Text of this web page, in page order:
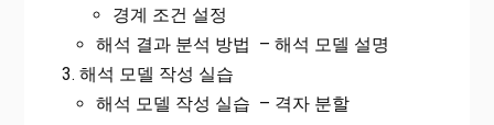
경계 조건 설정
해석 결과 분석 방법 – 해석 모델 설명
해석 모델 작성 실습
해석 모델 작성 실습 – 격자 분할